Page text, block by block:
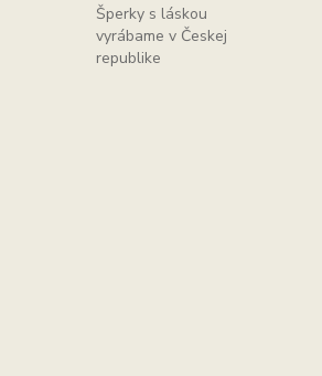
Šperky s láskou
vyrábame v Českej
republike